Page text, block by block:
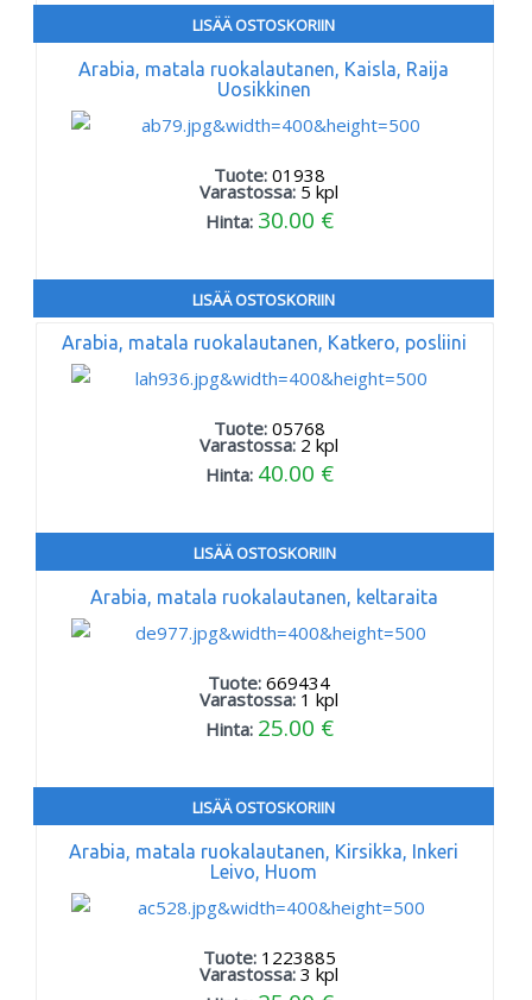
LISÄÄ OSTOSKORIIN
Arabia, matala ruokalautanen, Kaisla, Raija
Uosikkinen
Tuote: 01938
Varastossa: 5 kpl
Hinta: 30.00 €
LISÄÄ OSTOSKORIIN
Arabia, matala ruokalautanen, Katkero, posliini
Tuote: 05768
Varastossa: 2 kpl
Hinta: 40.00 €
LISÄÄ OSTOSKORIIN
Arabia, matala ruokalautanen, keltaraita
Tuote:669434
Varastossa: 1 kpl
Hinta: 25.00 €
LISÄÄ OSTOSKORIIN
Arabia, matala ruokalautanen, Kirsikka, Inkeri
Leivo, Huom
Tuote: 1223885
Varastossa:3 kpl